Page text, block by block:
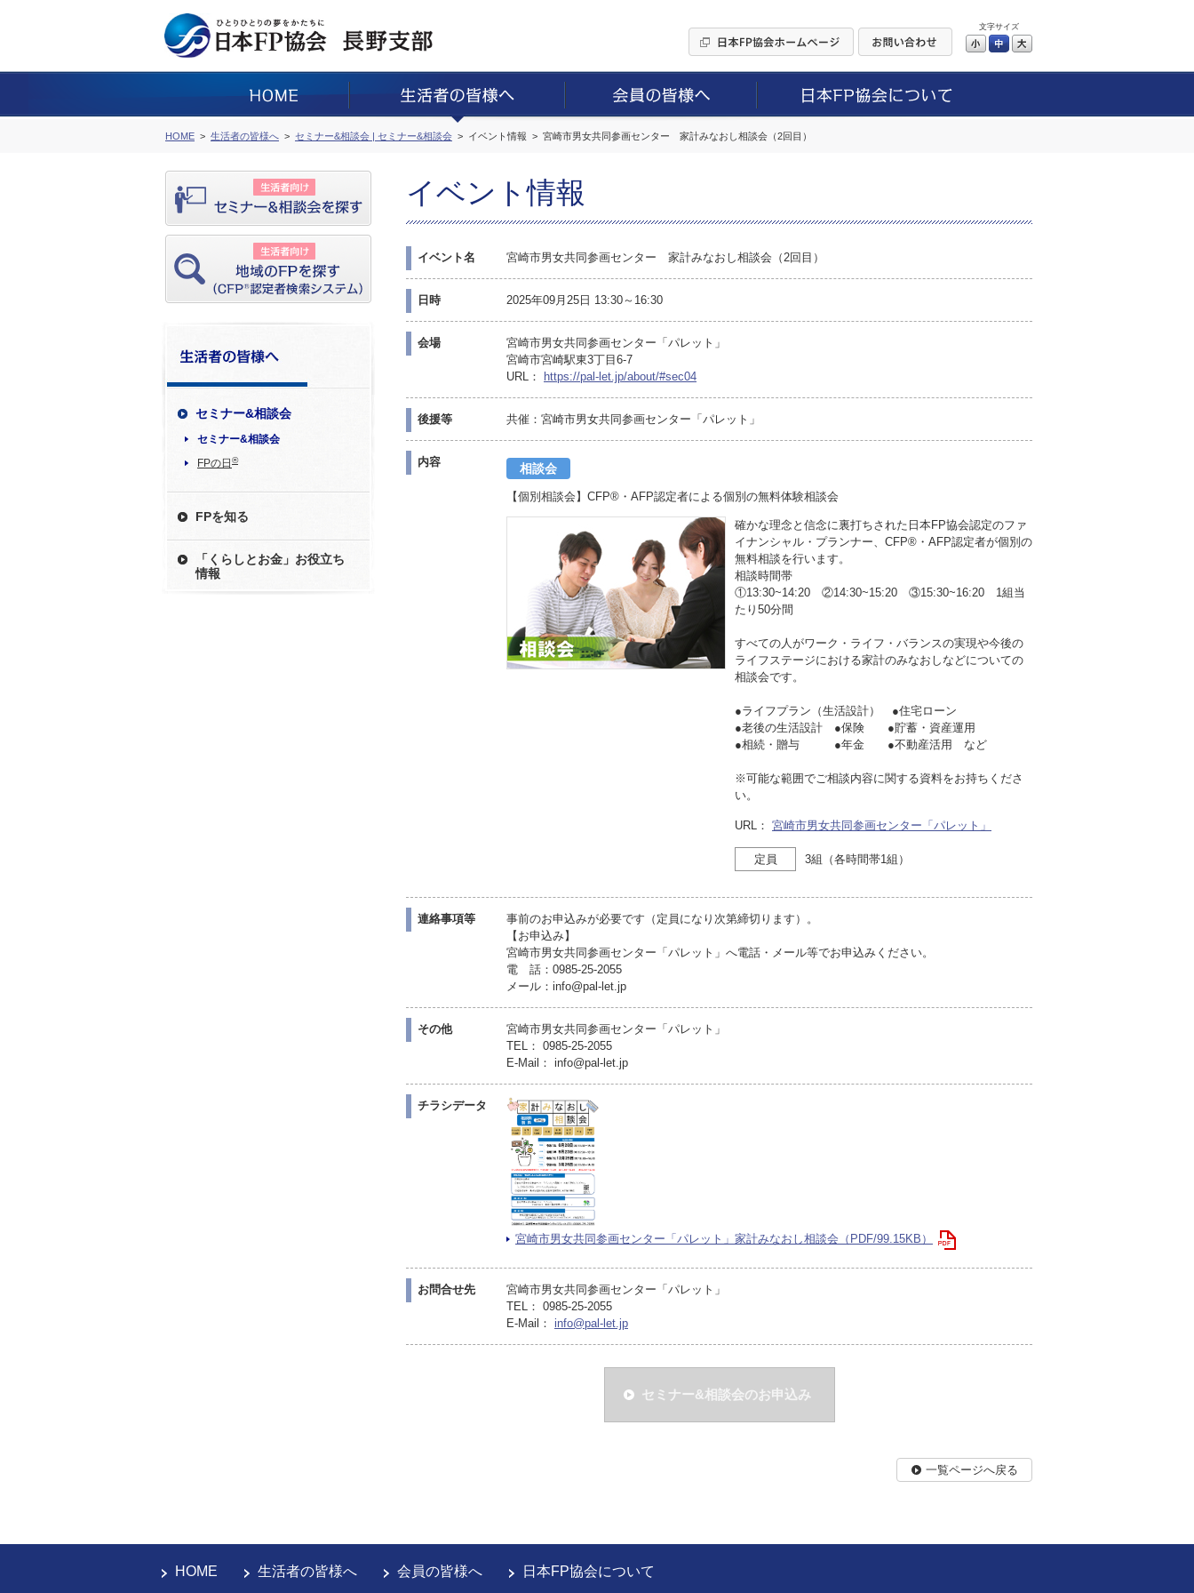
文字サイズ
小 中
HOME 生活者の皆様へ セミナー&相談会 | セミナー&相談会 イベント情報 宮崎市男女共同参画センター 家計みなおし相談会（2回目）
セミナー&相談会
セミナー&相談会
FPの日 ®
FPを知る
「くらしとお金」お役立ち
情報
イベント情報
イベント名 宮崎市男女共同参画センター 家計みなおし相談会（2回目）
日時 2025年09月25日 13:30～16:30
会場
宮崎市男女共同参画センター「パレット」
宮崎市宮崎駅東3丁目6-7
URL：
https://pal-let.jp/about/#sec04
後援等 共催：宮崎市男女共同参画センター「パレット」
内容 相談会
【個別相談会】CFP®・AFP認定者による個別の無料体験相談会
確かな理念と信念に裏打ちされた日本FP協会認定のファ
イナンシャル・プランナー、CFP®・AFP認定者が個別の
無料相談を行います。
相談時間帯
①13:30~14:20 ②14:30~15:20 ③15:30~16:20 1組当
たり50分間
すべての人がワーク・ライフ・バランスの実現や今後の
ライフステージにおける家計のみなおしなどについての
相談会です。
●ライフプラン（生活設計） ●住宅ローン
●老後の生活設計 ●保険 ●貯蓄・資産運用
●相続・贈与 ●年金 ●不動産活用 など
※可能な範囲でご相談内容に関する資料をお持ちくださ
い。
URL： 宮崎市男女共同参画センター「パレット」
定員 3組（各時間帯1組）
連絡事項等
事前のお申込みが必要です（定員になり次第締切ります）。
【お申込み】
宮崎市男女共同参画センター「パレット」へ電話・メール等でお申込みください。
電 話：0985-25-2055
メール：info@pal-let.jp
その他
宮崎市男女共同参画センター「パレット」
TEL： 0985-25-2055
E-Mail： info@pal-let.jp
チラシデータ
宮崎市男女共同参画センター「パレット」家計みなおし相談会（PDF/99.15KB）
お問合せ先
宮崎市男女共同参画センター「パレット」
TEL： 0985-25-2055
E-Mail： info@pal-let.jp
セミナー&相談会のお申込み
一覧ページへ戻る
HOME 生活者の皆様へ 会員の皆様へ 日本FP協会について